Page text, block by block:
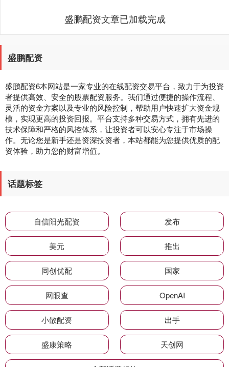
盛鹏配资文章已加载完成
盛鹏配资
盛鹏配资6本网站是一家专业的在线配资交易平台，致力于为投资
者提供高效、安全的股票配资服务。我们通过便捷的操作流程、
灵活的资金方案以及专业的风险控制，帮助用户快速扩大资金规
模，实现更高的投资回报。平台支持多种交易方式，拥有先进的
技术保障和严格的风控体系，让投资者可以安心专注于市场操
作。无论您是新手还是资深投资者，本站都能为您提供优质的配
资体验，助力您的财富增值。
话题标签
自信阳光配资 发布
美元 推出
同创优配 国家
网眼查 OpenAI
小散配资 出手
盛康策略 天创网